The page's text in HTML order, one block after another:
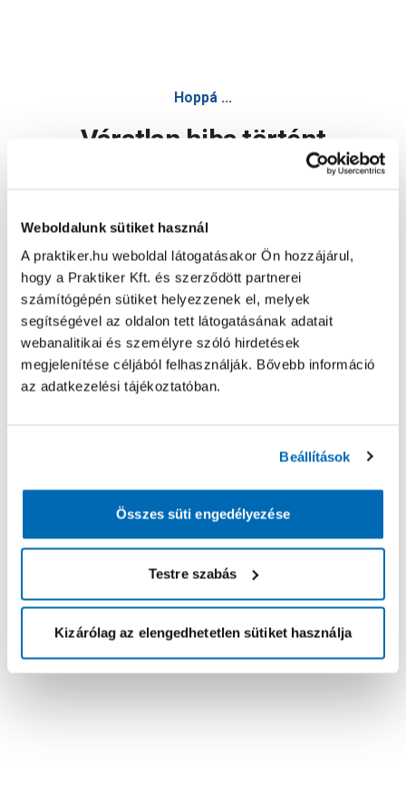
Weboldalunk sütiket használ
A praktiker.hu weboldal látogatásakor Ön hozzájárul,
hogy a Praktiker Kft. és szerződött partnerei
számítógépén sütiket helyezzenek el, melyek
segítségével az oldalon tett látogatásának adatait
webanalitikai és személyre szóló hirdetések
megjelenítése céljából felhasználják. Bővebb információ
az adatkezelési tájékoztatóban.
Beállítások
Összes süti engedélyezése
Testre szabás
Kizárólag az elengedhetetlen sütiket használja
Hoppá ...
Váratlan hiba történt
Oldal újratöltése